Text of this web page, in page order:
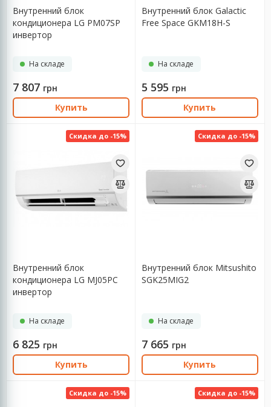
Внутренний блок
кондиционера LG PM07SP
инвертор
На складе
7 807 грн
Купить
Внутренний блок Galactic
Free Space GKM18H-S
На складе
5 595 грн
Купить
Скидка до -15%
Внутренний блок
кондиционера LG MJ05PC
инвертор
На складе
6 825 грн
Купить
Скидка до -15%
Внутренний блок Mitsushito
SGK25MIG2
На складе
7 665 грн
Купить
Скидка до -15% Скидка до -15%